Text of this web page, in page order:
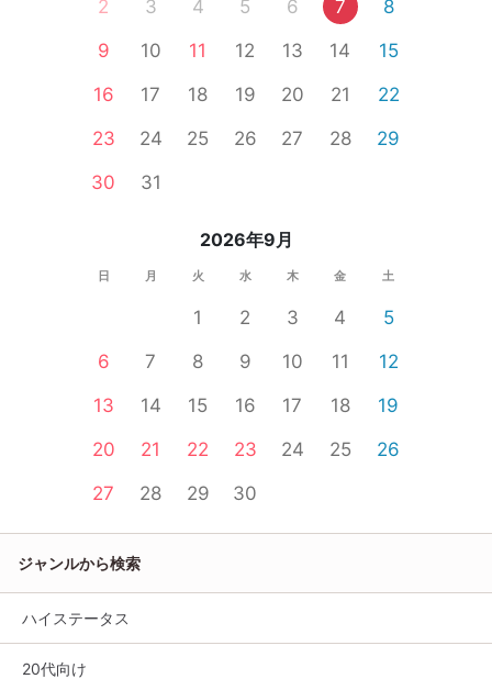
2
3 4 5 6 7
8
9
10 11 12 13 14
15
16
17 18 19 20 21
22
23
24 25 26 27 28
29
30
31
2026年9月
日 月 火 水 木 金 土
1 2 3 4
5
6
7 8 9 10 11
12
13
14 15 16 17 18
19
20
21 22 23 24 25
26
27
28 29 30
ジャンルから検索
ハイステータス
20代向け